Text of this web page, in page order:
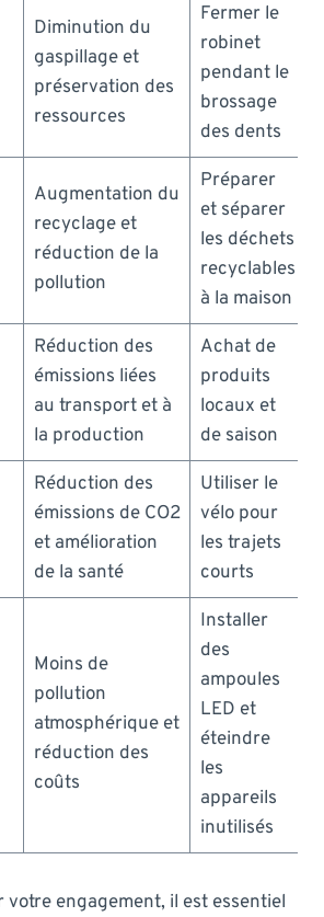
Diminution du
gaspillage et
préservation des
ressources
Fermer le
robinet
pendant le
brossage
des dents
Augmentation du
recyclage et
réduction de la
pollution
Préparer
et séparer
les déchets
recyclables
à la maison
Réduction des
émissions liées
au transport et à
la production
Achat de
produits
locaux et
de saison
Réduction des
émissions de CO2
et amélioration
de la santé
Utiliser le
vélo pour
les trajets
courts
Moins de
pollution
atmosphérique et
réduction des
coûts
Installer
des
ampoules
LED et
éteindre
les
appareils
inutilisés
engagement, il est essentiel